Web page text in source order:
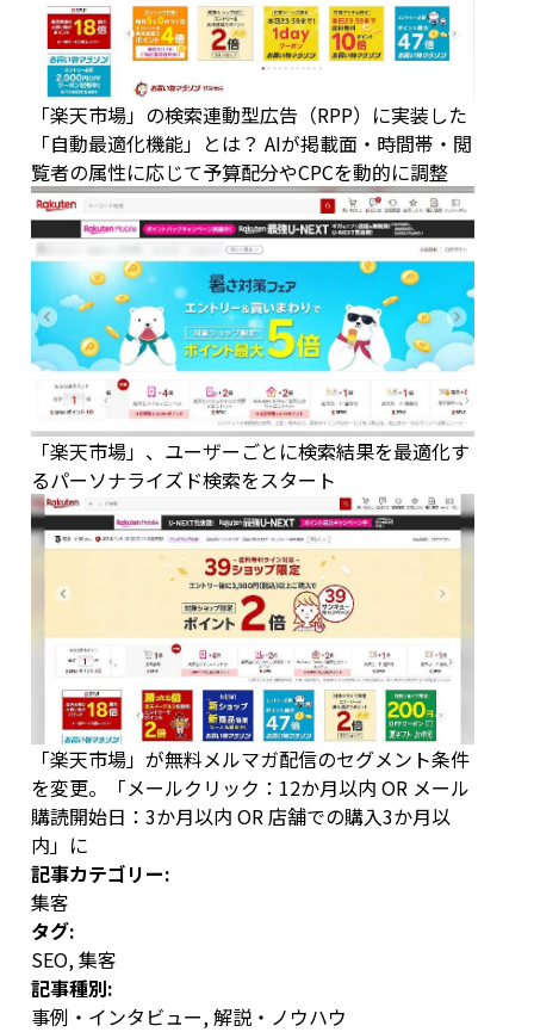
「楽天市場」の検索連動型広告（RPP）に実装した
「自動最適化機能」とは？ AIが掲載面・時間帯・閲
覧者の属性に応じて予算配分やCPCを動的に調整
「楽天市場」、ユーザーごとに検索結果を最適化す
るパーソナライズド検索をスタート
「楽天市場」が無料メルマガ配信のセグメント条件
を変更。「メールクリック：12か月以内 OR メール
購読開始日：3か月以内 OR 店舗での購入3か月以
内」に
記事カテゴリー:
集客
タグ:
SEO, 集客
記事種別:
事例・インタビュー, 解説・ノウハウ